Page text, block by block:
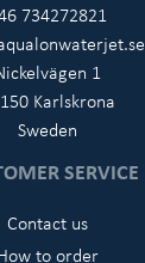
734272821
1
Karlskrona
Sweden
SERVICE
Contact us
to order